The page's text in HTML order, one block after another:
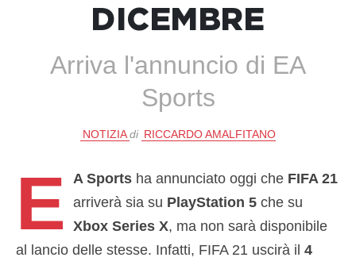
DICEMBRE
Arriva l'annuncio di EA
Sports
NOTIZIA di RICCARDO AMALFITANO
E A Sports ha annunciato oggi che FIFA 21
arriverà sia su PlayStation 5 che su
Xbox Series X, ma non sarà disponibile
al lancio delle stesse. Infatti, FIFA 21 uscirà il 4